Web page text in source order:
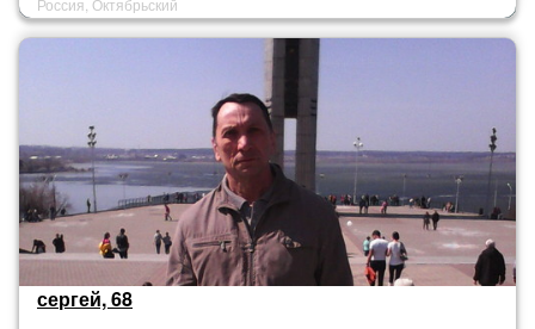
Россия, Октябрьский
сергей, 68